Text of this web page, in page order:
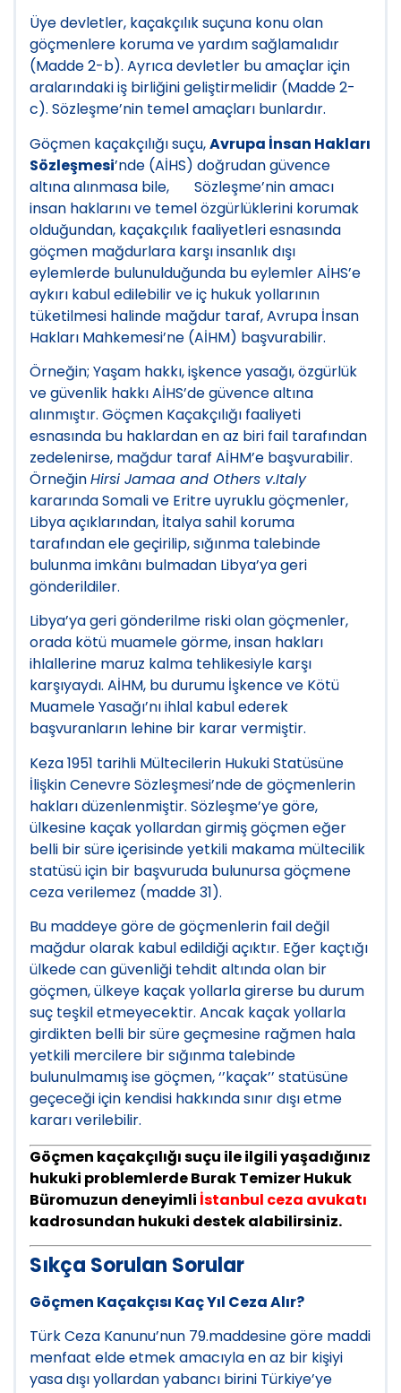
Üye devletler, kaçakçılık suçuna konu olan
göçmenlere koruma ve yardım sağlamalıdır
(Madde 2-b). Ayrıca devletler bu amaçlar için
aralarındaki iş birliğini geliştirmelidir (Madde 2-
c). Sözleşme’nin temel amaçları bunlardır.
Göçmen kaçakçılığı suçu,Avrupa İnsan Hakları
Sözleşmesi’nde (AİHS) doğrudan güvence
altına alınmasa bile, Sözleşme’nin amacı
insan haklarını ve temel özgürlüklerini korumak
olduğundan, kaçakçılık faaliyetleri esnasında
göçmen mağdurlara karşı insanlık dışı
eylemlerde bulunulduğunda bu eylemler AİHS’e
aykırı kabul edilebilir ve iç hukuk yollarının
tüketilmesi halinde mağdur taraf, Avrupa İnsan
Hakları Mahkemesi’ne (AİHM) başvurabilir.
Örneğin; Yaşam hakkı, işkence yasağı, özgürlük
ve güvenlik hakkı AİHS’de güvence altına
alınmıştır. Göçmen Kaçakçılığı faaliyeti
esnasında bu haklardan en az biri fail tarafından
zedelenirse, mağdur taraf AİHM’e başvurabilir.
ÖrneğinHirsi Jamaa and Others v.Italy
kararında Somali ve Eritre uyruklu göçmenler,
Libya açıklarından, İtalya sahil koruma
tarafından ele geçirilip, sığınma talebinde
bulunma imkânı bulmadan Libya’ya geri
gönderildiler.
Libya’ya geri gönderilme riski olan göçmenler,
orada kötü muamele görme, insan hakları
ihlallerine maruz kalma tehlikesiyle karşı
karşıyaydı. AİHM, bu durumu İşkence ve Kötü
Muamele Yasağı’nı ihlal kabul ederek
başvuranların lehine bir karar vermiştir.
Keza 1951 tarihli Mültecilerin Hukuki Statüsüne
İlişkin Cenevre Sözleşmesi’nde de göçmenlerin
hakları düzenlenmiştir. Sözleşme’ye göre,
ülkesine kaçak yollardan girmiş göçmen eğer
belli bir süre içerisinde yetkili makama mültecilik
statüsü için bir başvuruda bulunursa göçmene
ceza verilemez (madde 31).
Bu maddeye göre de göçmenlerin fail değil
mağdur olarak kabul edildiği açıktır. Eğer kaçtığı
ülkede can güvenliği tehdit altında olan bir
göçmen, ülkeye kaçak yollarla girerse bu durum
suç teşkil etmeyecektir. Ancak kaçak yollarla
girdikten belli bir süre geçmesine rağmen hala
yetkili mercilere bir sığınma talebinde
bulunulmamış ise göçmen, ‘’kaçak’’ statüsüne
geçeceği için kendisi hakkında sınır dışı etme
kararı verilebilir.
Göçmen kaçakçılığı suçu ile ilgili yaşadığınız
hukuki problemlerde Burak Temizer Hukuk
Büromuzun deneyimli İstanbul ceza avukatı
kadrosundan hukuki destek alabilirsiniz.
Sıkça Sorulan Sorular
Göçmen Kaçakçısı Kaç Yıl Ceza Alır?
Türk Ceza Kanunu’nun 79.maddesine göre maddi
menfaat elde etmek amacıyla en az bir kişiyi
yasa dışı yollardan yabancı birini Türkiye’ye